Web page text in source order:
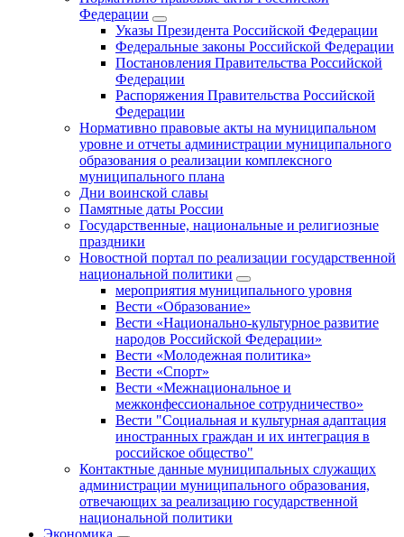
Федерации
Указы Президента Российской Федерации
Федеральные законы Российской Федерации
Постановления Правительства Российской
Федерации
Распоряжения Правительства Российской
Федерации
Нормативно правовые акты на муниципальном
уровне и отчеты администрации муниципального
образования о реализации комплексного
муниципального плана
Дни воинской славы
Памятные даты России
Государственные, национальные и религиозные
праздники
Новостной портал по реализации государственной
национальной политики
мероприятия муниципального уровня
Вести «Образование»
Вести «Национально-культурное развитие
народов Российской Федерации»
Вести «Молодежная политика»
Вести «Спорт»
Вести «Межнациональное и
межконфессиональное сотрудничество»
Вести "Социальная и культурная адаптация
иностранных граждан и их интеграция в
российское общество"
Контактные данные муниципальных служащих
администрации муниципального образования,
отвечающих за реализацию государственной
национальной политики
Экономика